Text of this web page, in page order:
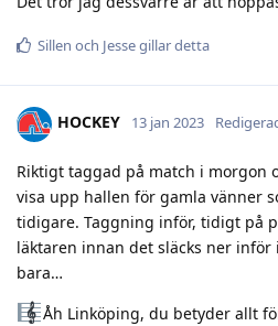
Sillen och Jessegillar detta
HOCKEY 13 jan 2023
Riktigt taggad på match i morgon
visa upp hallen för gamla vänner
tidigare. Taggning inför, tidigt på
läktaren innan det släcks ner inför
bara…
Åh Linköping, du betyder allt